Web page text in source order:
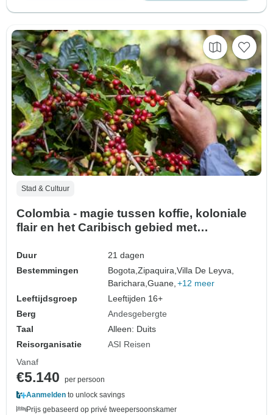
Stad & Cultuur
Colombia - magie tussen koffie, koloniale
flair en het Caribisch gebied met
Duur
21 dagen
Bestemmingen
Bogota,Zipaquira,Villa De Leyva,
Barichara,Guane, +12 meer
Leeftijdsgroep
Leeftijden 16+
Berg
Andesgebergte
Taal
Alleen: Duits
Reisorganisatie
ASI Reisen
Vanaf
€5.140
per persoon
Aanmelden to unlock savings
Prijs gebaseerd op privé tweepersoonskamer